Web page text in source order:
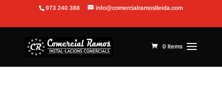
Obre la barra d'eines
973 240 388 info@comercialramoslleida.com
0 Items